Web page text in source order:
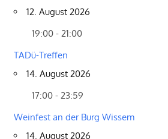
12. August 2026
19:00 - 21:00
TADü-Treffen
14. August 2026
17:00 - 23:59
Weinfest an der Burg Wissem
14. August 2026